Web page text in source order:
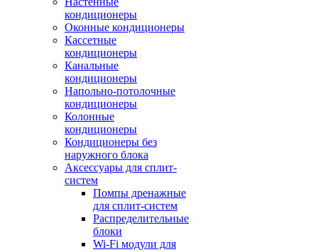
кондиционеры
Оконные кондиционеры
Кассетные
кондиционеры
Канальные
кондиционеры
Напольно-потолочные
кондиционеры
Колонные
кондиционеры
Кондиционеры без
наружного блока
Аксессуары для сплит-
систем
Помпы дренажные
для сплит-систем
Распределительные
блоки
Wi-Fi модули для